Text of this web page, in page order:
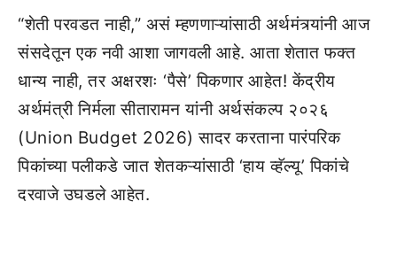
“शेती परवडत नाही,” असं म्हणणाऱ्यांसाठी अर्थमंत्र्यांनी आज
संसदेतून एक नवी आशा जागवली आहे. आता शेतात फक्त
धान्य नाही, तर अक्षरशः ‘पैसे’ पिकणार आहेत! केंद्रीय
अर्थमंत्री निर्मला सीतारामन यांनी अर्थसंकल्प २०२६
(Union Budget 2026) सादर करताना पारंपरिक
पिकांच्या पलीकडे जात शेतकऱ्यांसाठी ‘हाय व्हॅल्यू’ पिकांचे
दरवाजे उघडले आहेत.